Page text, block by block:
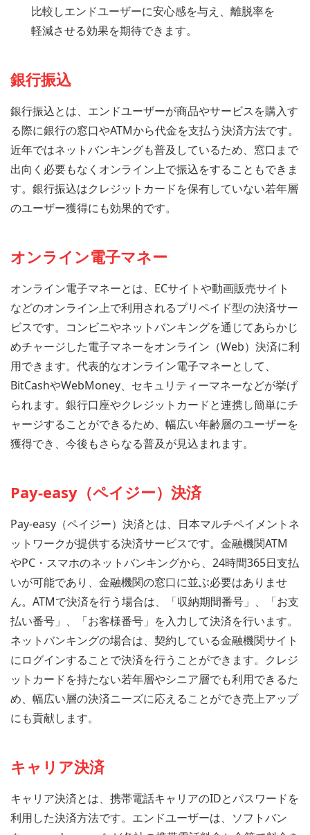
比較しエンドユーザーに安心感を与え、離脱率を
軽減させる効果を期待できます。
銀行振込
銀行振込とは、エンドユーザーが商品やサービスを購入す
る際に銀行の窓口やATMから代金を支払う決済方法です。
近年ではネットバンキングも普及しているため、窓口まで
出向く必要もなくオンライン上で振込をすることもできま
す。銀行振込はクレジットカードを保有していない若年層
のユーザー獲得にも効果的です。
オンライン電子マネー
オンライン電子マネーとは、ECサイトや動画販売サイト
などのオンライン上で利用されるプリペイド型の決済サー
ビスです。コンビニやネットバンキングを通じてあらかじ
めチャージした電子マネーをオンライン（Web）決済に利
用できます。代表的なオンライン電子マネーとして、
BitCashやWebMoney、セキュリティーマネーなどが挙げ
られます。銀行口座やクレジットカードと連携し簡単にチ
ャージすることができるため、幅広い年齢層のユーザーを
獲得でき、今後もさらなる普及が見込まれます。
Pay-easy（ペイジー）決済
Pay-easy（ペイジー）決済とは、日本マルチペイメントネ
ットワークが提供する決済サービスです。金融機関ATM
やPC・スマホのネットバンキングから、24時間365日支払
いが可能であり、金融機関の窓口に並ぶ必要はありませ
ん。ATMで決済を行う場合は、「収納期間番号」、「お支
払い番号」、「お客様番号」を入力して決済を行います。
ネットバンキングの場合は、契約している金融機関サイト
にログインすることで決済を行うことができます。クレジ
ットカードを持たない若年層やシニア層でも利用できるた
め、幅広い層の決済ニーズに応えることができ売上アップ
にも貢献します。
キャリア決済
キャリア決済とは、携帯電話キャリアのIDとパスワードを
利用した決済方法です。エンドユーザーは、ソフトバン